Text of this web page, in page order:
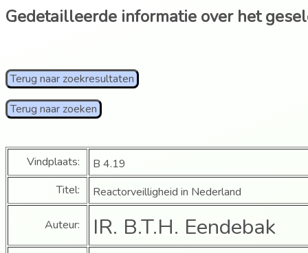
Gedetailleerde informatie over het
Terug naar zoekresultaten
Terug naar zoeken
Vindplaats:
B 4.19
Titel:
Reactorveilligheid in Nederland
Auteur: IR. B.T.H. Eendebak